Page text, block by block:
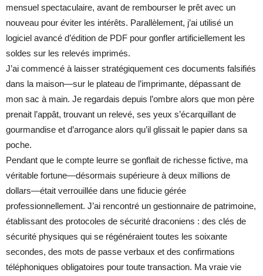
mensuel spectaculaire, avant de rembourser le prêt avec un
nouveau pour éviter les intérêts. Parallèlement, j’ai utilisé un
logiciel avancé d’édition de PDF pour gonfler artificiellement les
soldes sur les relevés imprimés.
J’ai commencé à laisser stratégiquement ces documents falsifiés
dans la maison—sur le plateau de l’imprimante, dépassant de
mon sac à main. Je regardais depuis l’ombre alors que mon père
prenait l’appât, trouvant un relevé, ses yeux s’écarquillant de
gourmandise et d’arrogance alors qu’il glissait le papier dans sa
poche.
Pendant que le compte leurre se gonflait de richesse fictive, ma
véritable fortune—désormais supérieure à deux millions de
dollars—était verrouillée dans une fiducie gérée
professionnellement. J’ai rencontré un gestionnaire de patrimoine,
établissant des protocoles de sécurité draconiens : des clés de
sécurité physiques qui se régénéraient toutes les soixante
secondes, des mots de passe verbaux et des confirmations
téléphoniques obligatoires pour toute transaction. Ma vraie vie